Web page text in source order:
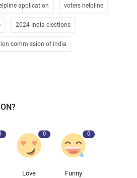
application voters helpline
2024 India elections
commission of india
0
Love
0
Funny